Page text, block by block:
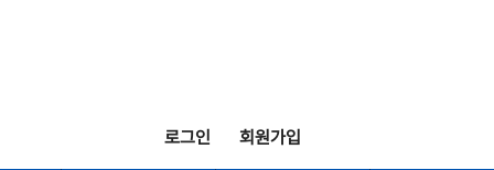
로그인 회원가입